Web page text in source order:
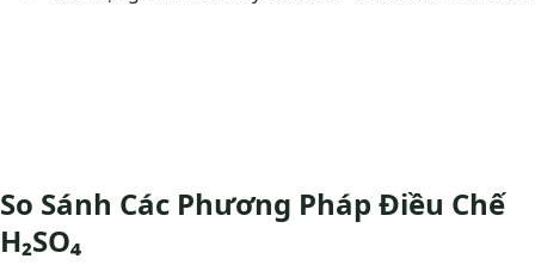
So Sánh Các Phương Pháp Điều Chế
H₂SO₄